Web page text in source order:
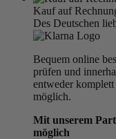
Kauf auf
Des Deutschen
Bequem online
prüfen und
entweder
möglich.
Mit unserem
möglich